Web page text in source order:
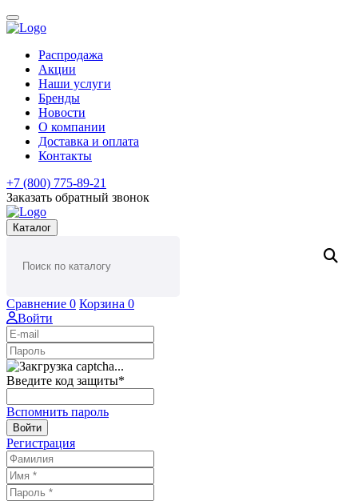
Распродажа
Акции
Наши услуги
Бренды
Новости
О компании
Доставка и оплата
Контакты
+7 (800) 775-89-21
Заказать обратный звонок
Каталог
Сравнение 0 Корзина 0
Войти
Введите код защиты*
Вспомнить пароль
Войти
Регистрация